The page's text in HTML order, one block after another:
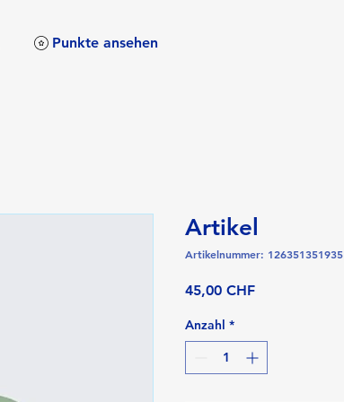
Punkte ansehen
Artikel
Artikelnummer: 126351351935
45,00 CHFPreis
Anzahl *